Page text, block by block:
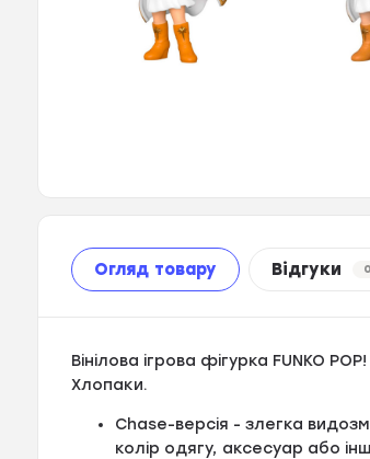
Огляд товару Відгуки 0
Вінілова ігрова фігурка FUNKO
Хлопаки.
Chase-версія - злегка
колір одягу, аксесуар або